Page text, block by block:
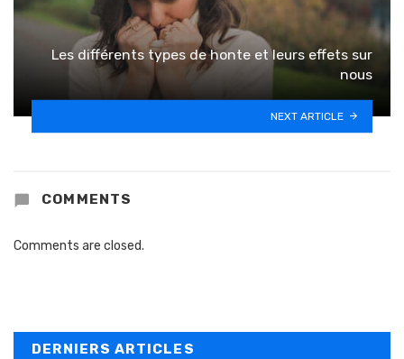
Les différents types de honte et leurs effets sur
nous
NEXT ARTICLE
COMMENTS
Comments are closed.
DERNIERS ARTICLES